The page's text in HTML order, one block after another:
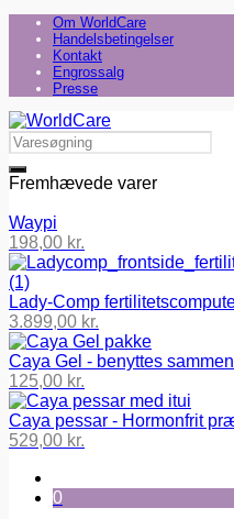
Om WorldCare
Handelsbetingelser
Kontakt
Engrossalg
Presse
Fremhævede varer
Waypi
198,00 kr.
Lady-Comp
3.899,00 kr.
Caya Gel - benyttes
125,00 kr.
Caya pessar - Hormonfrit
529,00 kr.
0